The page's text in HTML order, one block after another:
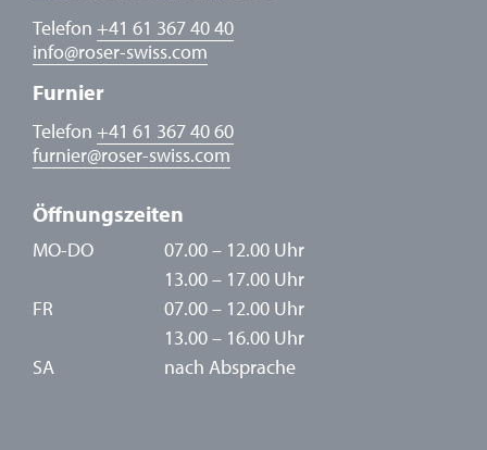
Telefon +41 61 367 40 40
info@roser-swiss.com
Furnier
Telefon +41 61 367 40 60
furnier@roser-swiss.com
Öffnungszeiten
MO-DO
07.00 – 12.00 Uhr
13.00 – 17.00 Uhr
FR
07.00 – 12.00 Uhr
13.00 – 16.00 Uhr
SA
nach Absprache